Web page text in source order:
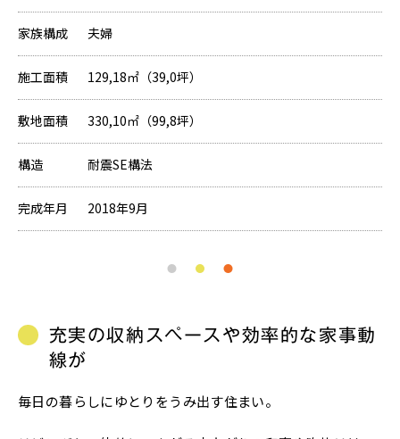
家族構成 夫婦
施工面積 129,18㎡（39,0坪）
敷地面積 330,10㎡（99,8坪）
構造 耐震SE構法
完成年月 2018年9月
充実の収納スペースや効率的な家事動
線が
毎日の暮らしにゆとりをうみ出す住まい。